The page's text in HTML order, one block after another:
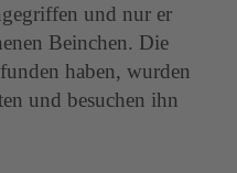
und nur er
Beinchen. Die
haben, wurden
und besuchen ihn